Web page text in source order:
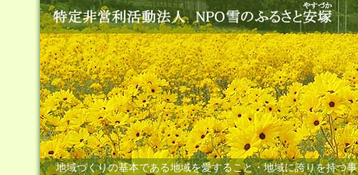
地域づくりの基本である地域を愛すること・地域に誇りを持つ